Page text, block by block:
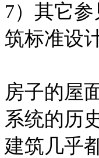
7）其它
筑标准设
房子的屋
系统的历
建筑几乎